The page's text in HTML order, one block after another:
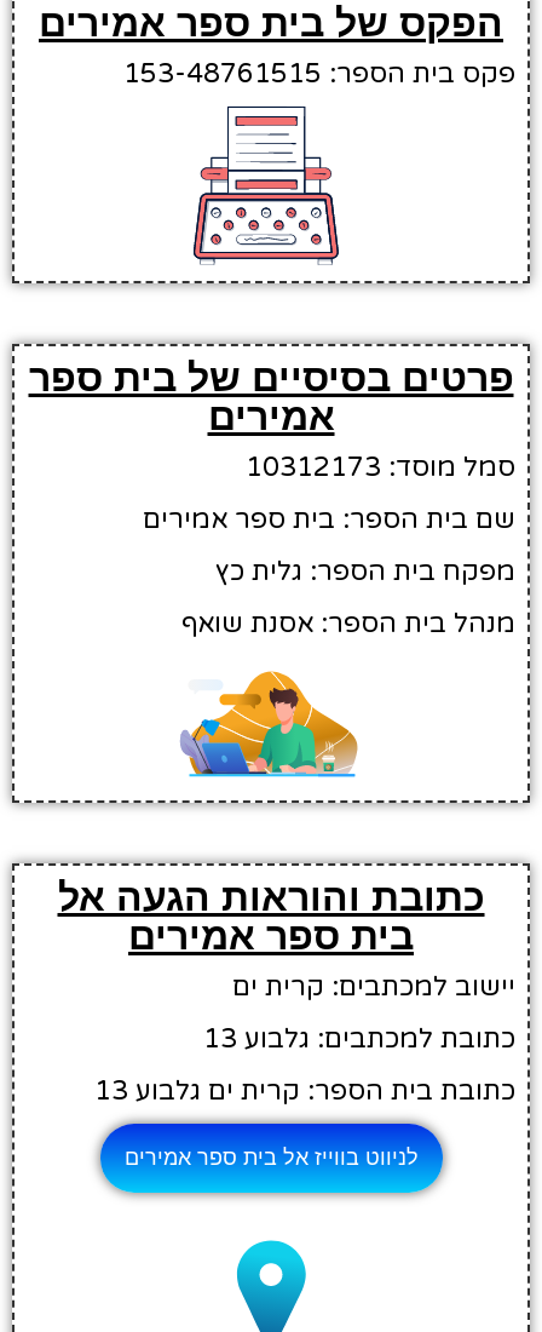
הפקס של בית ספר אמירים
פקס בית הספר: 153-48761515
פרטים בסיסיים של בית ספר
אמירים
סמל מוסד: 10312173
שם בית הספר: בית ספר אמירים
מפקח בית הספר: גלית כץ
מנהל בית הספר: אסנת שואף
כתובת והוראות הגעה אל
בית ספר אמירים
יישוב למכתבים: קרית ים
כתובת למכתבים: גלבוע 13
כתובת בית הספר: קרית ים גלבוע 13
לניווט בווייז אל בית ספר אמירים